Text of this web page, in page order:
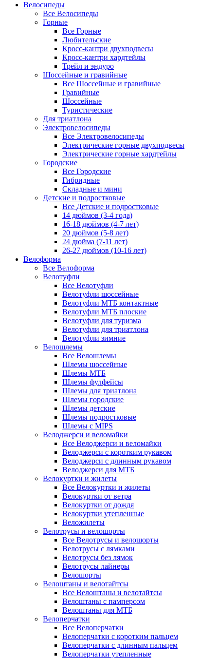
Велосипеды
Все Велосипеды
Горные
Все Горные
Любительские
Кросс-кантри двухподвесы
Кросс-кантри хардтейлы
Трейл и эндуро
Шоссейные и гравийные
Все Шоссейные и гравийные
Гравийные
Шоссейные
Туристические
Для триатлона
Электровелосипеды
Все Электровелосипеды
Электрические горные двухподвесы
Электрические горные хардтейлы
Городские
Все Городские
Гибридные
Складные и мини
Детские и подростковые
Все Детские и подростковые
14 дюймов (3-4 года)
16-18 дюймов (4-7 лет)
20 дюймов (5-8 лет)
24 дюйма (7-11 лет)
26-27 дюймов (10-16 лет)
Велоформа
Все Велоформа
Велотуфли
Все Велотуфли
Велотуфли шоссейные
Велотуфли МТБ контактные
Велотуфли МТБ плоские
Велотуфли для туризма
Велотуфли для триатлона
Велотуфли зимние
Велошлемы
Все Велошлемы
Шлемы шоссейные
Шлемы МТБ
Шлемы фулфейсы
Шлемы для триатлона
Шлемы городские
Шлемы детские
Шлемы подростковые
Шлемы с MIPS
Велоджерси и веломайки
Все Велоджерси и веломайки
Велоджерси с коротким рукавом
Велоджерси с длинным рукавом
Велоджерси для МТБ
Велокуртки и жилеты
Все Велокуртки и жилеты
Велокуртки от ветра
Велокуртки от дождя
Велокуртки утепленные
Веложилеты
Велотрусы и велошорты
Все Велотрусы и велошорты
Велотрусы с лямками
Велотрусы без лямок
Велотрусы лайнеры
Велошорты
Велоштаны и велотайтсы
Все Велоштаны и велотайтсы
Велоштаны с памперсом
Велоштаны для МТБ
Велоперчатки
Все Велоперчатки
Велоперчатки с коротким пальцем
Велоперчатки с длинным пальцем
Велоперчатки утепленные